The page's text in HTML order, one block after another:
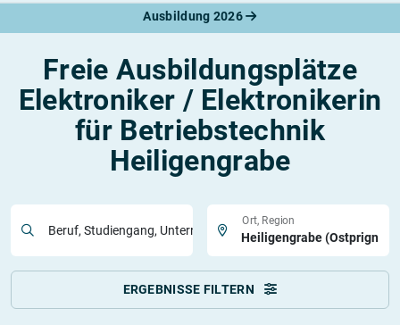
Ausbildung 2026
Freie Ausbildungsplätze
Elektroniker / Elektronikerin
für Betriebstechnik
Heiligengrabe
Beruf, Studiengang, Unternehmen
Ort, Region
ERGEBNISSE FILTERN